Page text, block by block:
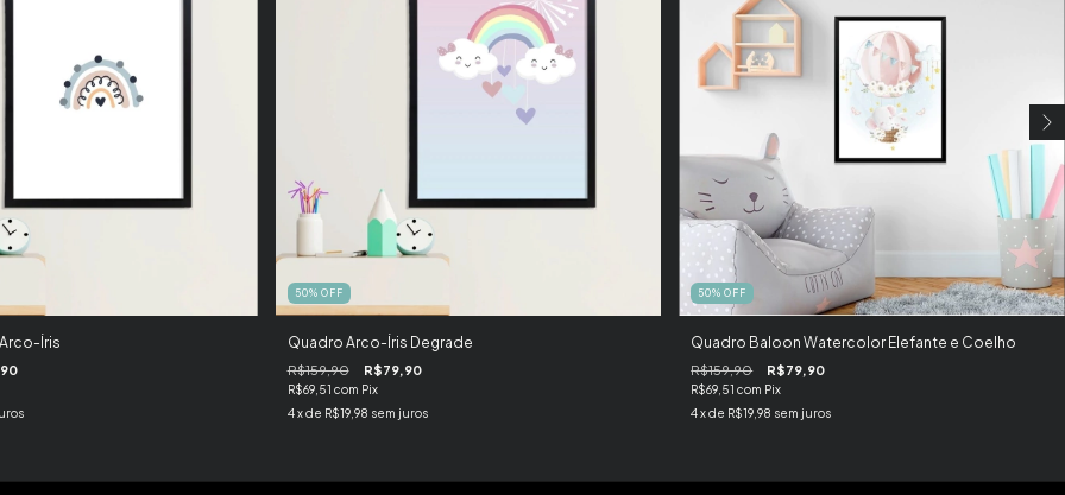
Íris
50% OFF
Quadro Arco-Íris Degrade
R$159,90 R$79,90
R$69,51 com Pix
4 x de R$19,98 sem juros
50%OFF
Quadro Baloon Watercolor Elefante e Coelho
R$159,90 R$79,90
R$69,51com Pix
4x de R$19,98 sem juros